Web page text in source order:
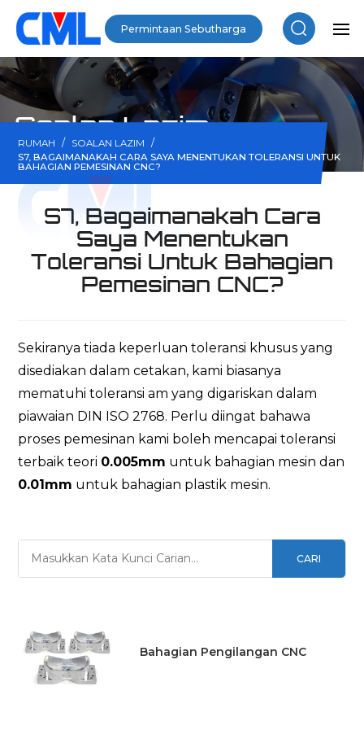
Permintaan Sebutharga
Soalan Lazim
RUMAH / SOALAN LAZIM /
S7, BAGAIMANAKAH CARA SAYA MENENTUKAN TOLERANSI UNTUK
BAHAGIAN PEMESINAN CNC?
S7, Bagaimanakah Cara
Saya Menentukan
Toleransi Untuk Bahagian
Pemesinan CNC?
Sekiranya tiada keperluan toleransi khusus yang
disediakan dalam cetakan, kami biasanya
mematuhi toleransi am yang digariskan dalam
piawaian DIN ISO 2768. Perlu diingat bahawa
proses pemesinan kami boleh mencapai toleransi
terbaik teori 0.005mm untuk bahagian mesin dan
0.01mm untuk bahagian plastik mesin.
CARI
Bahagian Pengilangan CNC